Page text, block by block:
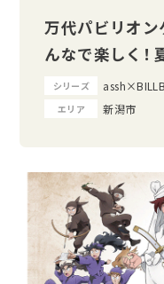
万代パビリオン
んなで楽しく！
シリーズ
エリア 新潟市